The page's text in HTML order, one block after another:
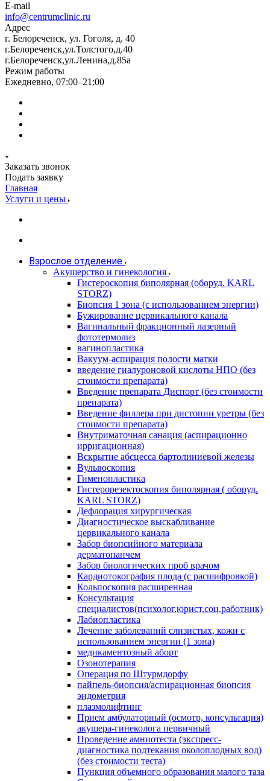
E-mail
info@centrumclinic.ru
Адрес
г. Белореченск, ул. Гоголя, д. 40
г.Белореченск,ул.Толстого,д.40
г.Белореченск,ул.Ленина,д.85а
Режим работы
Ежедневно, 07:00–21:00
Заказать звонок
Подать заявку
Главная
Услуги и цены
Взрослое отделение
Акушерство и гинекология
Гистероскопия биполярная (оборуд. KARL
STORZ)
Биопсия 1 зона (с использованием энергии)
Бужирование цервикального канала
Вагинальный фракционный лазерный
фототермолиз
вагинопластика
Вакуум-аспирация полости матки
введение гиалуроновой кислоты НПО (без
стоимости препарата)
Введение препарата Диспорт (без стоимости
препарата)
Введение филлера при дистопии уретры (без
стоимости препарата)
Внутриматочная санация (аспирационно
ирригационная)
Вскрытие абсцесса бартолиниевой железы
Вульвоскопия
Гименопластика
Гистерорезектоскопия биполярная ( оборуд.
KARL STORZ)
Дефлорация хирургическая
Диагностическое выскабливание
цервикального канала
Забор биопсийного материала
дерматопанчем
Забор биологических проб врачом
Кардиотокография плода (с расшифровкой)
Кольпоскопия расширенная
Консультация
специалистов(психолог,юрист,соц.работник)
Лабиопластика
Лечение заболеваний слизистых, кожи с
использованием энергии (1 зона)
медикаментозный аборт
Озонотерапия
Операция по Штурмдорфу
пайпель-биопсия/аспирационная биопсия
эндометрия
плазмолифтинг
Прием амбулаторный (осмотр, консультация)
акушера-гинеколога первичный
Проведение амниотеста (экспресс-
диагностика подтекания околоплодных вод)
(без стоимости теста)
Пункция объемного образования малого таза